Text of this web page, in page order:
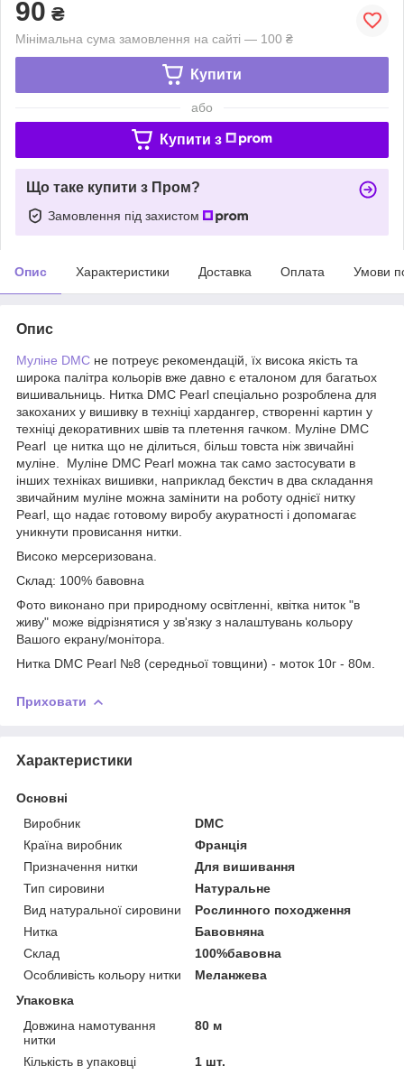
90 ₴
Мінімальна сума замовлення на сайті — 100 ₴
Купити
або
Купити з
Що таке купити з Пром?
Замовлення під захистом
Опис Характеристики Доставка Оплата Умови
Опис
Муліне DMC не потреує рекомендацій, їх висока якість та
широка палітра кольорів вже давно є еталоном для багатьох
вишивальниць. Нитка DMC Pearl спеціально розроблена для
закоханих у вишивку в техніці хардангер, створенні картин у
техніці декоративних швів та плетення гачком. Муліне DMC
Pearl це нитка що не ділиться, більш товста ніж звичайні
муліне. Муліне DMC Pearl можна так само застосувати в
інших техніках вишивки, наприклад бекстич в два складання
звичайним муліне можна замінити на роботу однієї нитку
Pearl, що надає готовому виробу акуратності і допомагає
уникнути провисання нитки.
Високо мерсеризована.
Склад: 100% бавовна
Фото виконано при природному освітленні, квітка ниток "в
живу" може відрізнятися у зв'язку з налаштувань кольору
Вашого екрану/монітора.
Нитка DMC Pearl №8 (середньої товщини) - моток 10г - 80м.
Приховати
Характеристики
Основні
Виробник
DMC
Країна виробник
Франція
Призначення нитки
Для вишивання
Тип сировини
Натуральне
Вид натуральної сировини
Рослинного походження
Нитка
Бавовняна
Склад
100%бавовна
Особливість кольору нитки
Меланжева
Упаковка
Довжина намотування
нитки
80 м
Кількість в упаковці 1 шт.